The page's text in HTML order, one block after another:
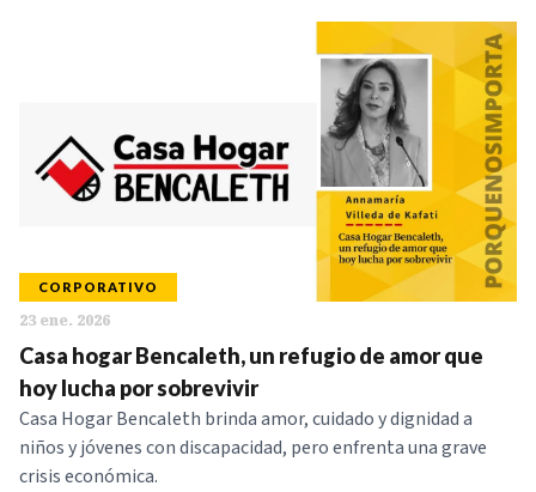
CORPORATIVO
23 ene. 2026
Casa hogar Bencaleth, un refugio de amor que
hoy lucha por sobrevivir
Casa Hogar Bencaleth brinda amor, cuidado y dignidad a
niños y jóvenes con discapacidad, pero enfrenta una grave
crisis económica.